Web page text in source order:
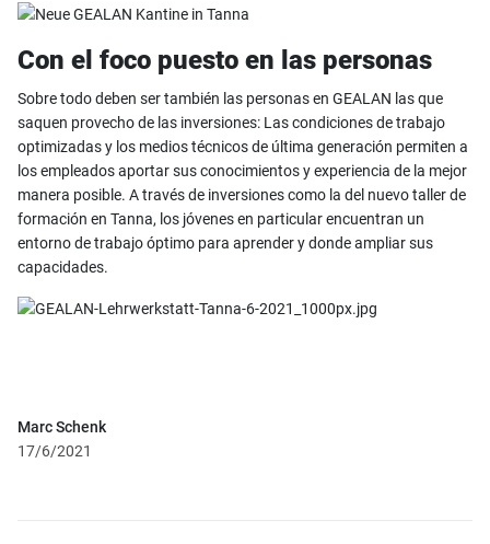
Con el foco puesto en las personas
Sobre todo deben ser también las personas en GEALAN las que
saquen provecho de las inversiones: Las condiciones de trabajo
optimizadas y los medios técnicos de última generación permiten a
los empleados aportar sus conocimientos y experiencia de la mejor
manera posible. A través de inversiones como la del nuevo taller de
formación en Tanna, los jóvenes en particular encuentran un
entorno de trabajo óptimo para aprender y donde ampliar sus
capacidades.
Marc Schenk
17/6/2021